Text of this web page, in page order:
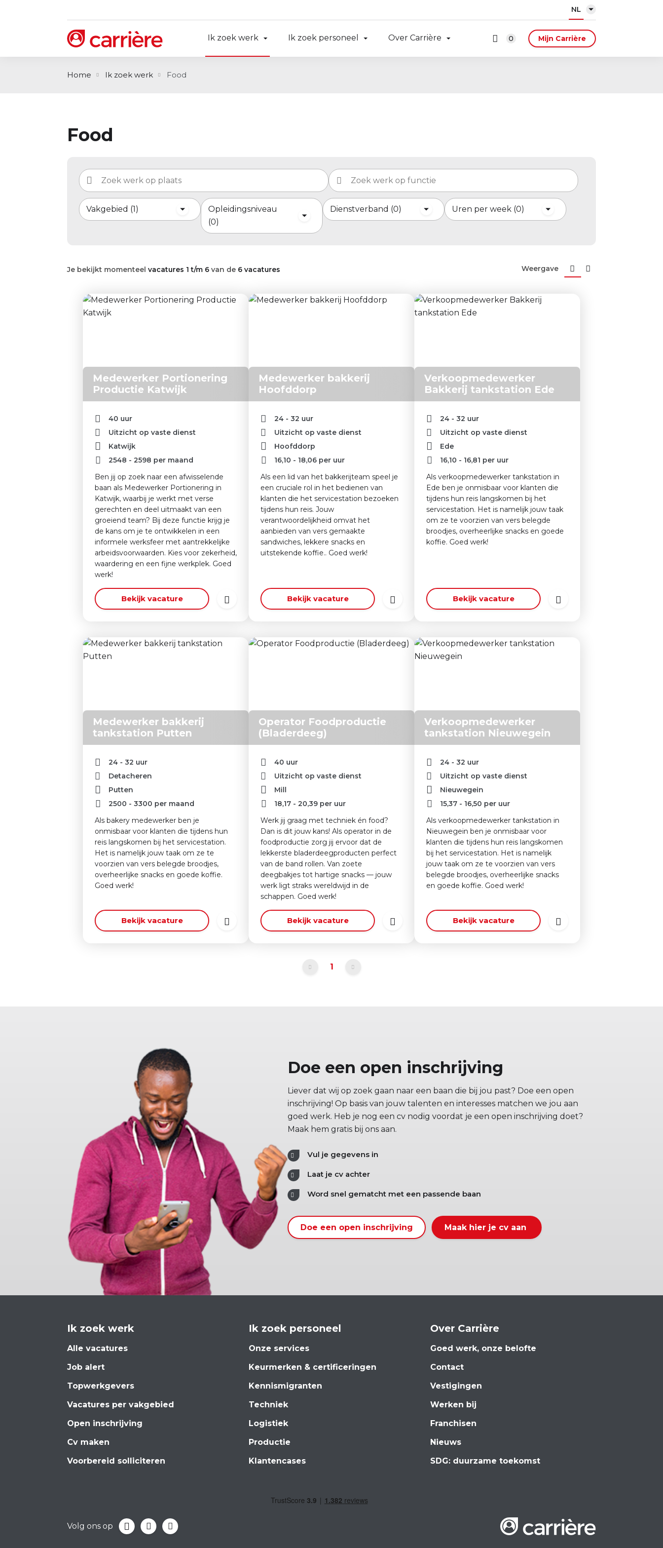
NL
Ik zoek werk Ik zoek personeel Over Carrière 0 Mijn Carrière
Home Ik zoek werk Food
Food
Vakgebied 1
Opleidingsniveau
0
Dienstverband 0 Uren per week 0
Je bekijkt momenteel vacatures 1 t/m 6 van de 6 vacatures Weergave
Medewerker Portionering
Productie Katwijk
40 uur
Uitzicht op vaste dienst
Katwijk
2548 - 2598 per maand
Ben jij op zoek naar een afwisselende
baan als Medewerker Portionering in
Katwijk, waarbij je werkt met verse
gerechten en deel uitmaakt van een
groeiend team? Bij deze functie krijg je
de kans om je te ontwikkelen in een
informele werksfeer met aantrekkelijke
arbeidsvoorwaarden. Kies voor zekerheid,
waardering en een fijne werkplek. Goed
werk!
Bekijk vacature
Medewerker bakkerij
Hoofddorp
24 - 32 uur
Uitzicht op vaste dienst
Hoofddorp
16,10 - 18,06 per uur
Als een lid van het bakkerijteam speel je
een cruciale rol in het bedienen van
klanten die het servicestation bezoeken
tijdens hun reis. Jouw
verantwoordelijkheid omvat het
aanbieden van vers gemaakte
sandwiches, lekkere snacks en
uitstekende koffie.. Goed werk!
Bekijk vacature
Verkoopmedewerker
Bakkerij tankstation Ede
24 - 32 uur
Uitzicht op vaste dienst
Ede
16,10 - 16,81 per uur
Als verkoopmedewerker tankstation in
Ede ben je onmisbaar voor klanten die
tijdens hun reis langskomen bij het
servicestation. Het is namelijk jouw taak
om ze te voorzien van vers belegde
broodjes, overheerlijke snacks en goede
koffie. Goed werk!
Bekijk vacature
Medewerker bakkerij
tankstation Putten
24 - 32 uur
Detacheren
Putten
2500 - 3300 per maand
Als bakery medewerker ben je
onmisbaar voor klanten die tijdens hun
reis langskomen bij het servicestation.
Het is namelijk jouw taak om ze te
voorzien van vers belegde broodjes,
overheerlijke snacks en goede koffie.
Goed werk!
Bekijk vacature
Operator Foodproductie
(Bladerdeeg)
40 uur
Uitzicht op vaste dienst
Mill
18,17 - 20,39 per uur
Werk jij graag met techniek én food?
Dan is dit jouw kans! Als operator in de
foodproductie zorg jij ervoor dat de
lekkerste bladerdeegproducten perfect
van de band rollen. Van zoete
deegbakjes tot hartige snacks — jouw
werk ligt straks wereldwijd in de
schappen. Goed werk!
Bekijk vacature
Verkoopmedewerker
tankstation Nieuwegein
24 - 32 uur
Uitzicht op vaste dienst
Nieuwegein
15,37 - 16,50 per uur
Als verkoopmedewerker tankstation in
Nieuwegein ben je onmisbaar voor
klanten die tijdens hun reis langskomen
bij het servicestation. Het is namelijk
jouw taak om ze te voorzien van vers
belegde broodjes, overheerlijke snacks
en goede koffie. Goed werk!
Bekijk vacature
1
Doe een open inschrijving
Liever dat wij op zoek gaan naar een baan die bij jou past? Doe een open
inschrijving! Op basis van jouw talenten en interesses matchen we jou aan
goed werk. Heb je nog een cv nodig voordat je een open inschrijving doet?
Maak hem gratis bij ons aan.
Vul je gegevens in
Laat je cv achter
Word snel gematcht met een passende baan
Doe een open inschrijving Maak hier je cv aan
Ik zoek werk
Alle vacatures
Job alert
Topwerkgevers
Vacatures per vakgebied
Open inschrijving
Cv maken
Voorbereid solliciteren
Ik zoek personeel
Onze services
Keurmerken & certificeringen
Kennismigranten
Techniek
Logistiek
Productie
Klantencases
Over Carrière
Goed werk, onze belofte
Contact
Vestigingen
Werken bij
Franchisen
Nieuws
SDG: duurzame toekomst
Volg ons op